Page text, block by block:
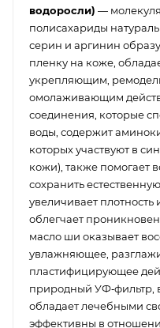
водоросли) —
полисахариды
серин и аргинин
пленку на коже,
укрепляющим,
омолаживающим
соединения, которые
воды, содержит
которых участвуют в
кожи), также помогает
сохранить
увеличивает плотность
облегчает
масло ши оказывает
увлажняющее,
пластифицирующее
природный УФ‑фильтр,
обладает лечебными
эффективны в